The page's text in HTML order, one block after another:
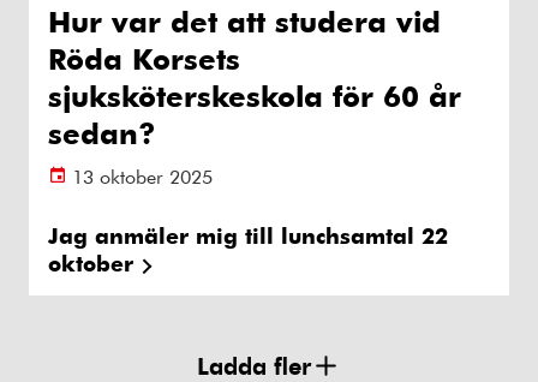
Hur var det att studera vid
Röda Korsets
sjuksköterskeskola för 60 år
sedan?
13 oktober 2025
Jag anmäler mig till lunchsamtal 22
oktober
Ladda fler